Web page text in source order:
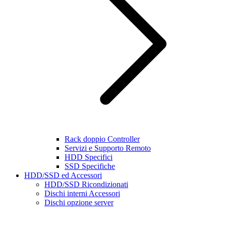
Rack doppio Controller
Servizi e Supporto Remoto
HDD Specifici
SSD Specifiche
HDD/SSD ed Accessori
HDD/SSD Ricondizionati
Dischi interni Accessori
Dischi opzione server